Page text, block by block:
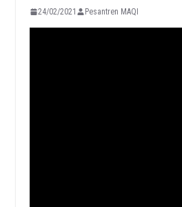
24/02/2021 Pesantren MAQI